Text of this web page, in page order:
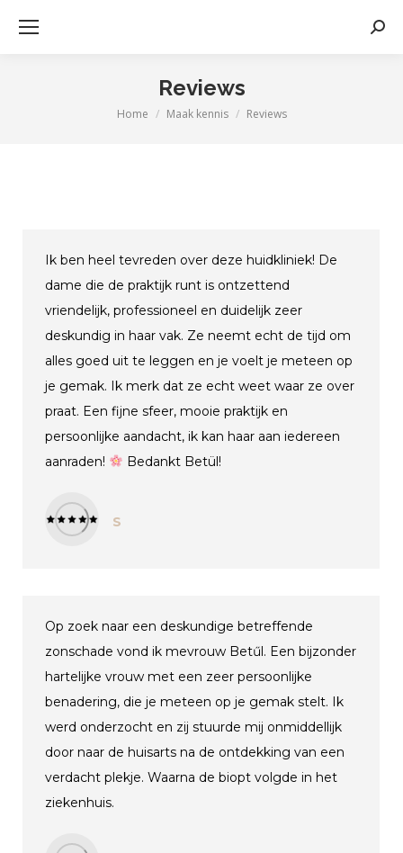
Reviews
Je bent hier:
Home Maak kennis Reviews
Ik ben heel tevreden over deze huidkliniek! De
dame die de praktijk runt is ontzettend
vriendelijk, professioneel en duidelijk zeer
deskundig in haar vak. Ze neemt echt de tijd om
alles goed uit te leggen en je voelt je meteen op
je gemak. Ik merk dat ze echt weet waar ze over
praat. Een fijne sfeer, mooie praktijk en
persoonlijke aandacht, ik kan haar aan iedereen
aanraden!
Bedankt Betül!
S
Op zoek naar een deskundige betreffende
zonschade vond ik mevrouw Betűl. Een bijzonder
hartelijke vrouw met een zeer persoonlijke
benadering, die je meteen op je gemak stelt. Ik
werd onderzocht en zij stuurde mij onmiddellijk
door naar de huisarts na de ontdekking van een
verdacht plekje. Waarna de biopt volgde in het
ziekenhuis.